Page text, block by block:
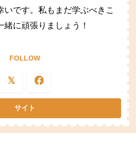
いです。私もまだ学ぶべきこ
緒に頑張りましょう！
FOLLOW